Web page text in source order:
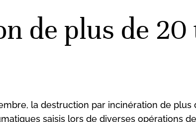
de plus de 20
la destruction par incinération de
saisis lors de diverses opérations